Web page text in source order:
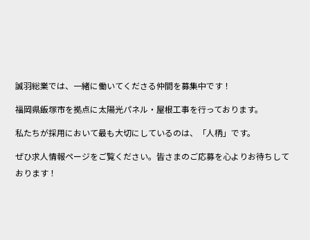
誠羽総業では、一緒に働いてくださる仲間を募集中です！
福岡県飯塚市を拠点に太陽光パネル・屋根工事を行っております。
私たちが採用において最も大切にしているのは、「人柄」です。
ぜひ求人情報ページをご覧ください。皆さまのご応募を心よりお待ちして
おります！